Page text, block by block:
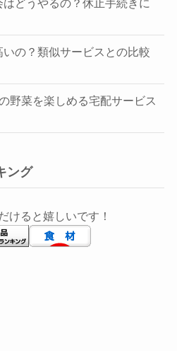
はどうやるの？休止手続きに
の？類似サービスとの比較
野菜を楽しめる宅配サービス
ング
けると嬉しいです！